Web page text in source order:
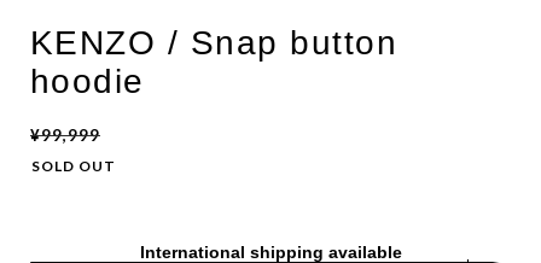
KENZO / Snap button
hoodie
¥99,999
SOLD OUT
International shipping available